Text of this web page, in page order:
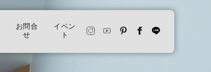
お問合
せ
イベン
ト